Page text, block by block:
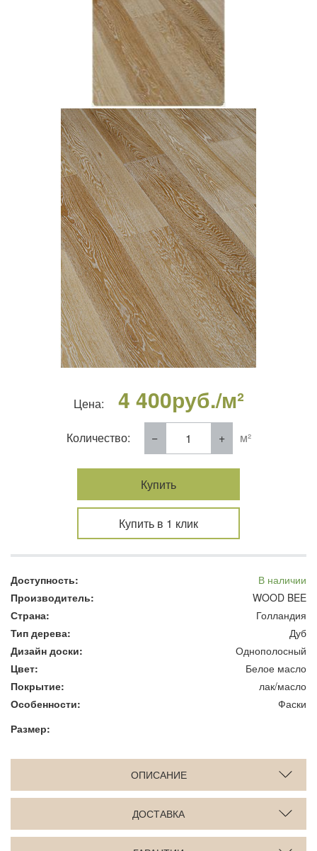
Цена: 4 400руб./м²
Количество: м²
Купить
Купить в 1 клик
Доступность:
В наличии
Производитель:
WOOD BEE
Страна:
Голландия
Тип дерева:
Дуб
Дизайн доски:
Однополосный
Цвет:
Белое масло
Покрытие:
лак/масло
Особенности:
Фаски
Размер:
ОПИСАНИЕ
ДОСТАВКА